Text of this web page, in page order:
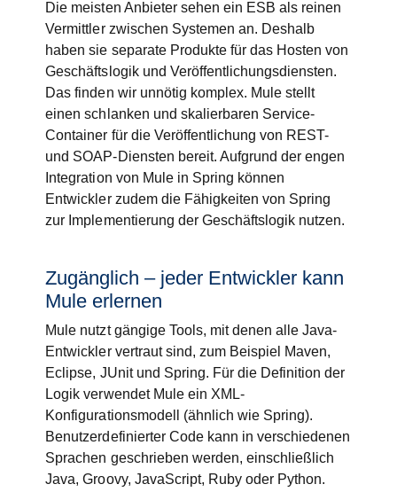
Die meisten Anbieter sehen ein ESB als reinen
Vermittler zwischen Systemen an. Deshalb
haben sie separate Produkte für das Hosten von
Geschäftslogik und Veröffentlichungsdiensten.
Das finden wir unnötig komplex. Mule stellt
einen schlanken und skalierbaren Service-
Container für die Veröffentlichung von REST-
und SOAP-Diensten bereit. Aufgrund der engen
Integration von Mule in Spring können
Entwickler zudem die Fähigkeiten von Spring
zur Implementierung der Geschäftslogik nutzen.
Zugänglich – jeder Entwickler kann
Mule erlernen
Mule nutzt gängige Tools, mit denen alle Java-
Entwickler vertraut sind, zum Beispiel Maven,
Eclipse, JUnit und Spring. Für die Definition der
Logik verwendet Mule ein XML-
Konfigurationsmodell (ähnlich wie Spring).
Benutzerdefinierter Code kann in verschiedenen
Sprachen geschrieben werden, einschließlich
Java, Groovy, JavaScript, Ruby oder Python.